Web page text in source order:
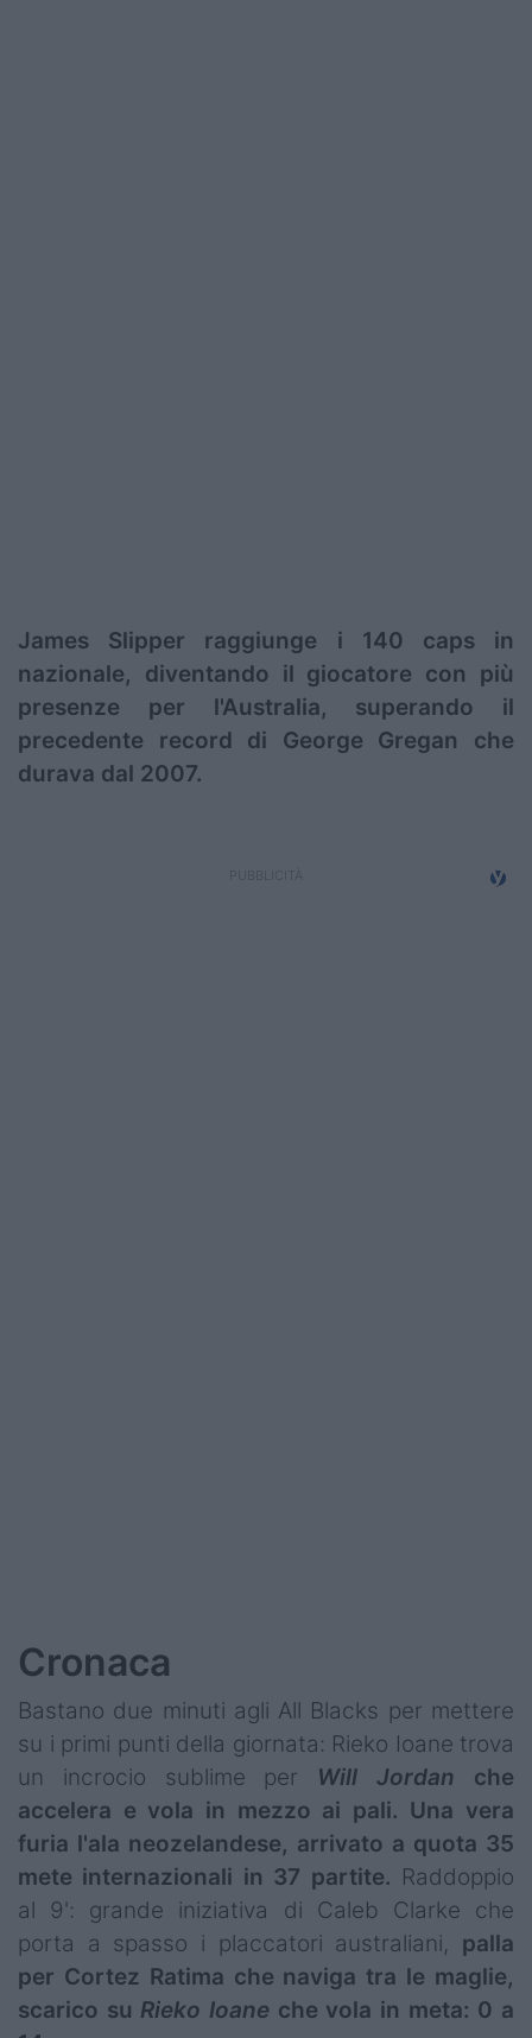
James Slipper raggiunge i 140 caps in
nazionale, diventando il giocatore con più
presenze per l'Australia, superando il
precedente record di George Gregan che
durava dal 2007.
Cronaca
Bastano due minuti agli All Blacks per mettere
su i primi punti della giornata: Rieko Ioane trova
un incrocio sublime per Will Jordan che
accelera e vola in mezzo ai pali. Una vera
furia l'ala neozelandese, arrivato a quota 35
mete internazionali in 37 partite. Raddoppio
al 9': grande iniziativa di Caleb Clarke che
porta a spasso i placcatori australiani, palla
per Cortez Ratima che naviga tra le maglie,
scarico su Rieko Ioane che vola in meta: 0 a